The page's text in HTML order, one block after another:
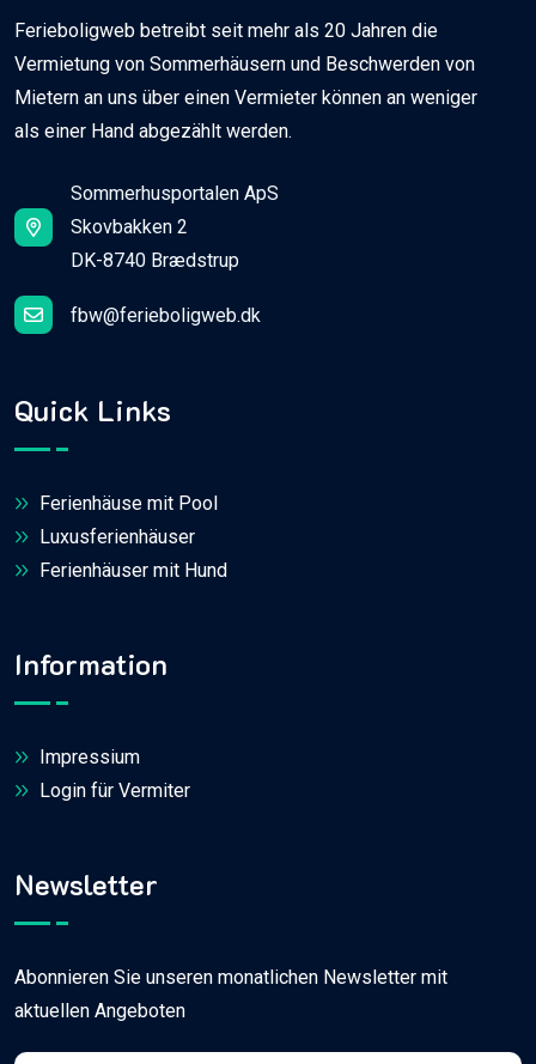
Ferieboligweb betreibt seit mehr als 20 Jahren die
Vermietung von Sommerhäusern und Beschwerden von
Mietern an uns über einen Vermieter können an weniger
als einer Hand abgezählt werden.
Sommerhusportalen ApS
Skovbakken 2
DK-8740 Brædstrup
fbw@ferieboligweb.dk
Quick Links
Ferienhäuse mit Pool
Luxusferienhäuser
Ferienhäuser mit Hund
Information
Impressium
Login für Vermiter
Newsletter
Abonnieren Sie unseren monatlichen Newsletter mit
aktuellen Angeboten